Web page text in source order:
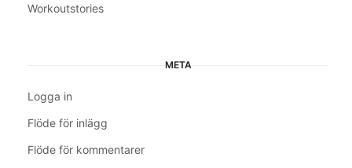
Workoutstories
META
Logga in
Flöde för inlägg
Flöde för kommentarer